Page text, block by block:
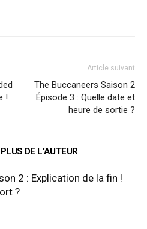
!
Article suivant
The Buccaneers Saison 2
Épisode 3 : Quelle date et
heure de sortie ?
PLUS DE L'AUTEUR
2 : Explication de la fin !
?